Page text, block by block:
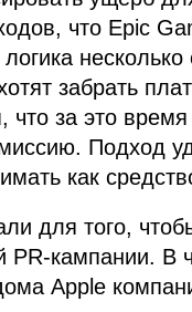
что Epic
забрать
что за это
Подход
как
для того,
PR-кампании. В
Apple